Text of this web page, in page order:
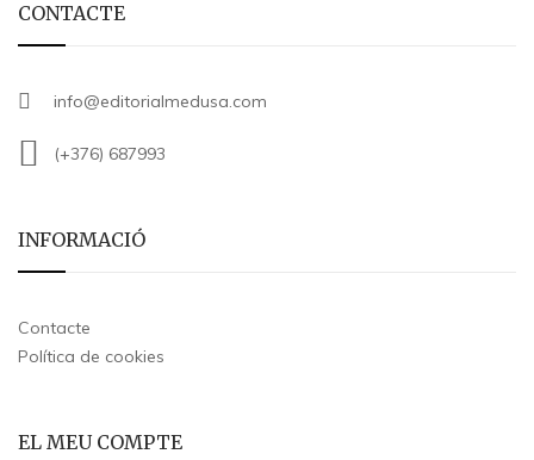
CONTACTE
info@editorialmedusa.com
(+376) 687993
INFORMACIÓ
Contacte
Política de cookies
EL MEU COMPTE